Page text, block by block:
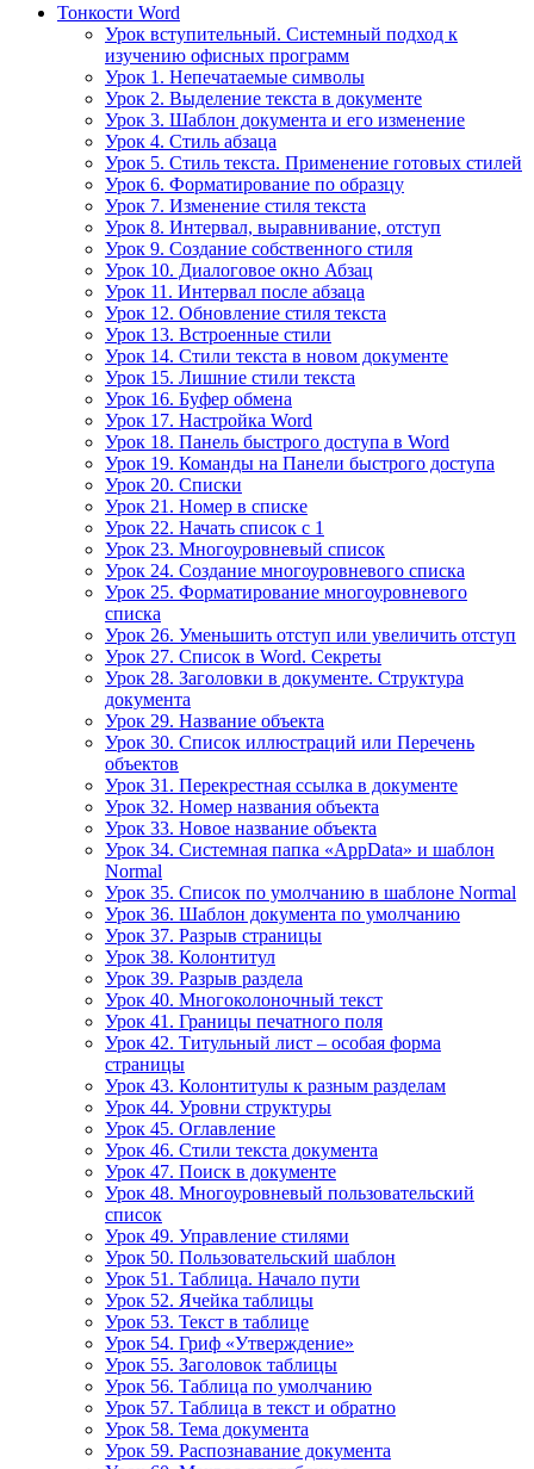
Тонкости Word
Урок вступительный. Системный подход к
изучению офисных программ
Урок 1. Непечатаемые символы
Урок 2. Выделение текста в документе
Урок 3. Шаблон документа и его изменение
Урок 4. Стиль абзаца
Урок 5. Стиль текста. Применение готовых стилей
Урок 6. Форматирование по образцу
Урок 7. Изменение стиля текста
Урок 8. Интервал, выравнивание, отступ
Урок 9. Создание собственного стиля
Урок 10. Диалоговое окно Абзац
Урок 11. Интервал после абзаца
Урок 12. Обновление стиля текста
Урок 13. Встроенные стили
Урок 14. Стили текста в новом документе
Урок 15. Лишние стили текста
Урок 16. Буфер обмена
Урок 17. Настройка Word
Урок 18. Панель быстрого доступа в Word
Урок 19. Команды на Панели быстрого доступа
Урок 20. Списки
Урок 21. Номер в списке
Урок 22. Начать список с 1
Урок 23. Многоуровневый список
Урок 24. Создание многоуровневого списка
Урок 25. Форматирование многоуровневого
списка
Урок 26. Уменьшить отступ или увеличить отступ
Урок 27. Список в Word. Секреты
Урок 28. Заголовки в документе. Структура
документа
Урок 29. Название объекта
Урок 30. Список иллюстраций или Перечень
объектов
Урок 31. Перекрестная ссылка в документе
Урок 32. Номер названия объекта
Урок 33. Новое название объекта
Урок 34. Системная папка «AppData» и шаблон
Normal
Урок 35. Список по умолчанию в шаблоне Normal
Урок 36. Шаблон документа по умолчанию
Урок 37. Разрыв страницы
Урок 38. Колонтитул
Урок 39. Разрыв раздела
Урок 40. Многоколоночный текст
Урок 41. Границы печатного поля
Урок 42. Титульный лист – особая форма
страницы
Урок 43. Колонтитулы к разным разделам
Урок 44. Уровни структуры
Урок 45. Оглавление
Урок 46. Стили текста документа
Урок 47. Поиск в документе
Урок 48. Многоуровневый пользовательский
список
Урок 49. Управление стилями
Урок 50. Пользовательский шаблон
Урок 51. Таблица. Начало пути
Урок 52. Ячейка таблицы
Урок 53. Текст в таблице
Урок 54. Гриф «Утверждение»
Урок 55. Заголовок таблицы
Урок 56. Таблица по умолчанию
Урок 57. Таблица в текст и обратно
Урок 58. Тема документа
Урок 59. Распознавание документа